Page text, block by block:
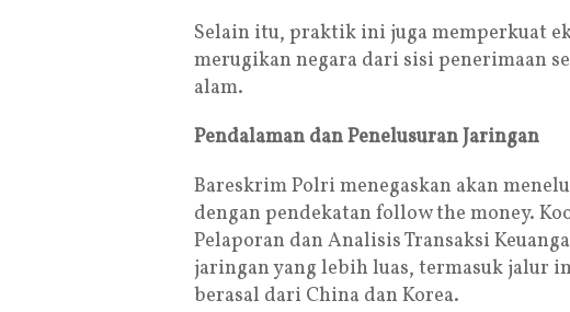
Selain itu, praktik ini juga memperkuat
merugikan negara dari sisi penerimaan
alam.
Pendalaman dan Penelusuran Jaringan
Bareskrim Polri menegaskan akan
dengan pendekatan follow the money.
Pelaporan dan Analisis Transaksi
jaringan yang lebih luas, termasuk jalur
berasal dari China dan Korea.